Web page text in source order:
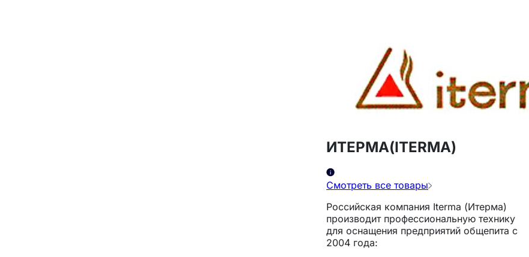
ИТЕРМА(ITERMA)
Смотреть все товары
Российская компания Iterma (Итерма)
производит профессиональную технику
для оснащения предприятий общепита с
2004 года: